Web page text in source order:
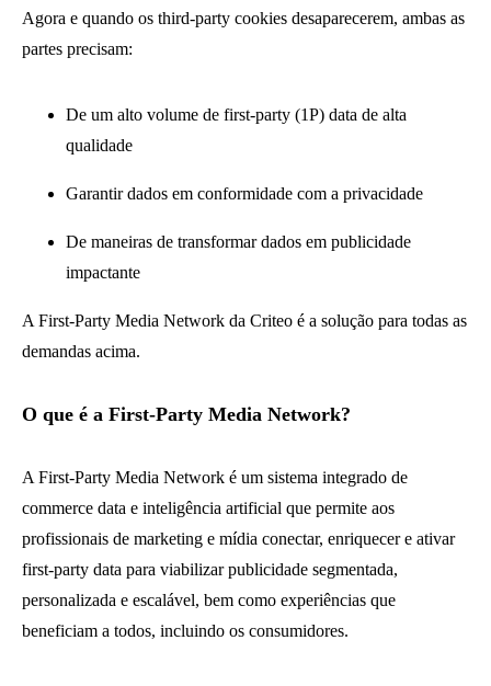
Agora e quando os third-party cookies desaparecerem, ambas as
partes precisam:
De um alto volume de first-party (1P) data de alta
qualidade
Garantir dados em conformidade com a privacidade
De maneiras de transformar dados em publicidade
impactante
A First-Party Media Network da Criteo é a solução para todas as
demandas acima.
O que é a First-Party Media Network?
A First-Party Media Network é um sistema integrado de
commerce data e inteligência artificial que permite aos
profissionais de marketing e mídia conectar, enriquecer e ativar
first-party data para viabilizar publicidade segmentada,
personalizada e escalável, bem como experiências que
beneficiam a todos, incluindo os consumidores.